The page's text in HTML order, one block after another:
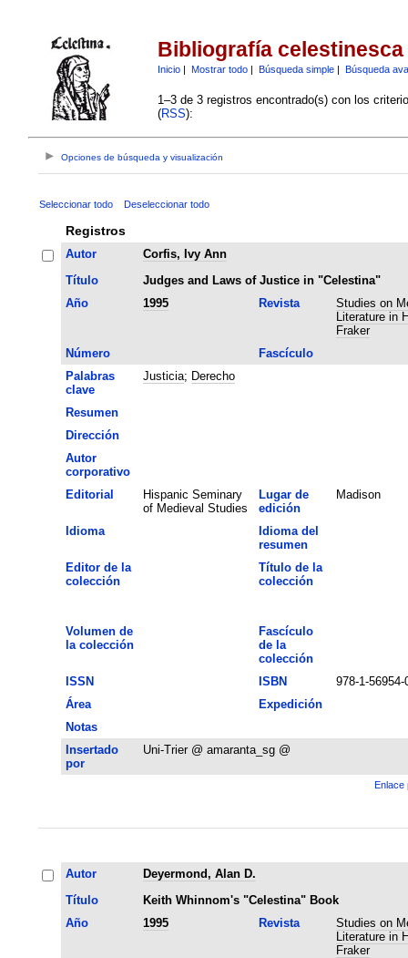
Bibliografía celestinesca
Inicio| Mostrar todo| Búsqueda simple| Búsqueda
1–3 de 3 registros encontrado(s) con los
(RSS):
Opciones de búsqueda y visualización
Seleccionar todo Deseleccionar todo
Registros
Autor
Corfis, Ivy Ann
Título
Judges and Laws of Justice in "Celestina"
Año
1995 Revista
Studies on
Literature in
Fraker
Número
Fascículo
Palabras
clave
Justicia; Derecho
Resumen
Dirección
Autor
corporativo
Editorial
Hispanic Seminary
of Medieval Studies
Lugar de
edición
Madison
Idioma
Idioma del
resumen
Editor de la
colección
Título de la
colección
Volumen de
la colección
Fascículo
de la
colección
ISSN
ISBN
978-1-56954-
Área
Expedición
Notas
Insertado
por
Uni-Trier @ amaranta_sg @
Enlace
Autor
Deyermond, Alan D.
Título
Keith Whinnom's "Celestina" Book
Año
1995 Revista
Studies on
Literature in
Fraker